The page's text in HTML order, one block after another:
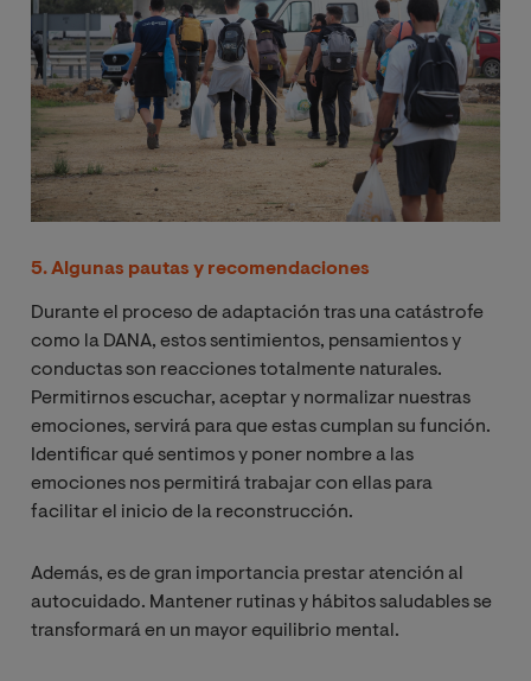
5. Algunas pautas y recomendaciones
Durante el proceso de adaptación tras una catástrofe
como la DANA, estos sentimientos, pensamientos y
conductas son reacciones totalmente naturales.
Permitirnos escuchar, aceptar y normalizar nuestras
emociones, servirá para que estas cumplan su función.
Identificar qué sentimos y poner nombre a las
emociones nos permitirá trabajar con ellas para
facilitar el inicio de la reconstrucción.
Además, es de gran importancia prestar atención al
autocuidado. Mantener rutinas y hábitos saludables se
transformará en un mayor equilibrio mental.